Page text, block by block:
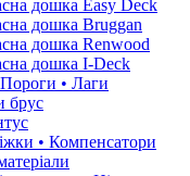
дошка Easy Deck
дошка Bruggan
дошка Renwood
дошка I-Deck
• Лаги
брус
• Компенсатори